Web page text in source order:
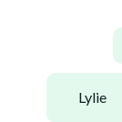
lylie